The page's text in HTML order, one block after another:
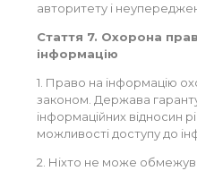
авторитету і
Стаття 7. Охорона
інформацію
1. Право на інформацію
законом. Держава
інформаційних відносин
можливості доступу до
2. Ніхто не може